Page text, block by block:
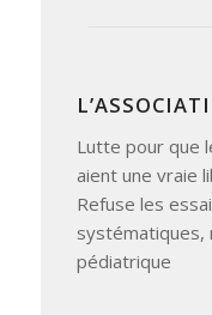
Lutte pour que
aient une vraie
Refuse les
systématiques,
pédiatrique